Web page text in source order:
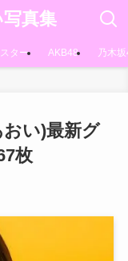
真集
ター AKB48 乃木
い)最新グ
枚